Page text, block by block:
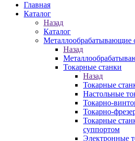
Главная
Каталог
Назад
Каталог
Металлообрабатывающие
Назад
Токарные станки
Назад
Токарные
Настольные
Токарно-
Токарно-
Токарные
суппортом
Электронные